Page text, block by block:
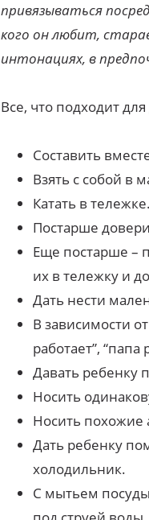
привязываться
кого он любит,
интонациях, в
Все, что подходит
Составить
Взять с собой в
Катать в тележке.
Постарше
Еще постарше –
их в тележку и
Дать нести
В зависимости
работает”, “папа
Давать ребенку
Носить
Носить похожие
Дать ребенку
холодильник.
С мытьем